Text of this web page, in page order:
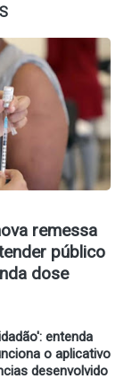
remessa
público
dose
entenda
o aplicativo
desenvolvido